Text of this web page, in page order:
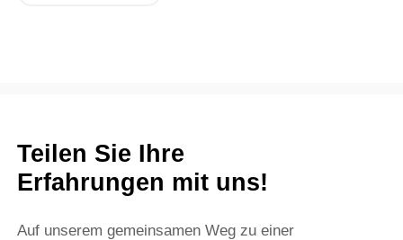
Teilen Sie Ihre
Erfahrungen mit uns!
Auf unserem gemeinsamen Weg zu einer